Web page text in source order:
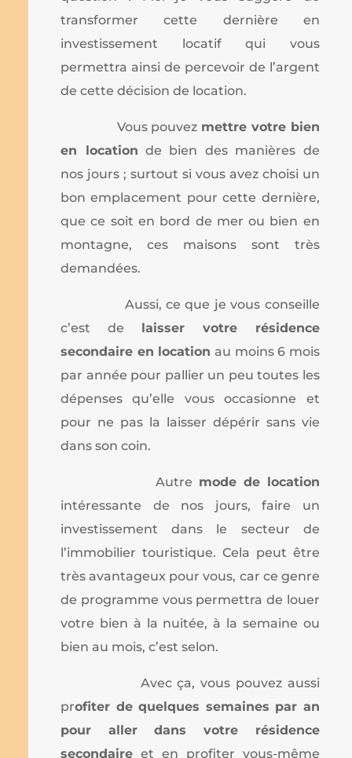
transformer cette dernière en
investissement locatif qui vous
permettra ainsi de percevoir de l’argent
de cette décision de location.
Vous pouvez mettre votre bien
en location de bien des manières de
nos jours ; surtout si vous avez choisi un
bon emplacement pour cette dernière,
que ce soit en bord de mer ou bien en
montagne, ces maisons sont très
demandées.
Aussi, ce que je vous conseille
c’est de laisser votre résidence
secondaire en location au moins 6 mois
par année pour pallier un peu toutes les
dépenses qu’elle vous occasionne et
pour ne pas la laisser dépérir sans vie
dans son coin.
Autre mode de location
intéressante de nos jours, faire un
investissement dans le secteur de
l’immobilier touristique. Cela peut être
très avantageux pour vous, car ce genre
de programme vous permettra de louer
votre bien à la nuitée, à la semaine ou
bien au mois, c’est selon.
Avec ça, vous pouvez aussi
profiter de quelques semaines par an
pour aller dans votre résidence
secondaire et en profiter vous-même